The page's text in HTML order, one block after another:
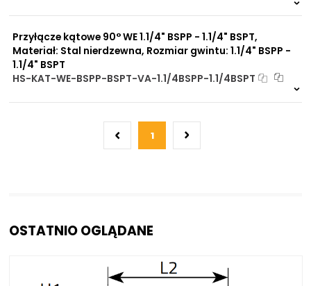
Przyłącze kątowe 90° WE 1.1/4" BSPP - 1.1/4" BSPT,
Materiał: Stal nierdzewna, Rozmiar gwintu: 1.1/4" BSPP -
1.1/4" BSPT
HS-KAT-WE-BSPP-BSPT-VA-1.1/4BSPP-1.1/4BSPT
1
OSTATNIO OGLĄDANE